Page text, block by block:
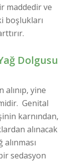
maddedir ve
boşlukları
Dolgusu
yine
Genital
karnından,
alınacak
sedasyon